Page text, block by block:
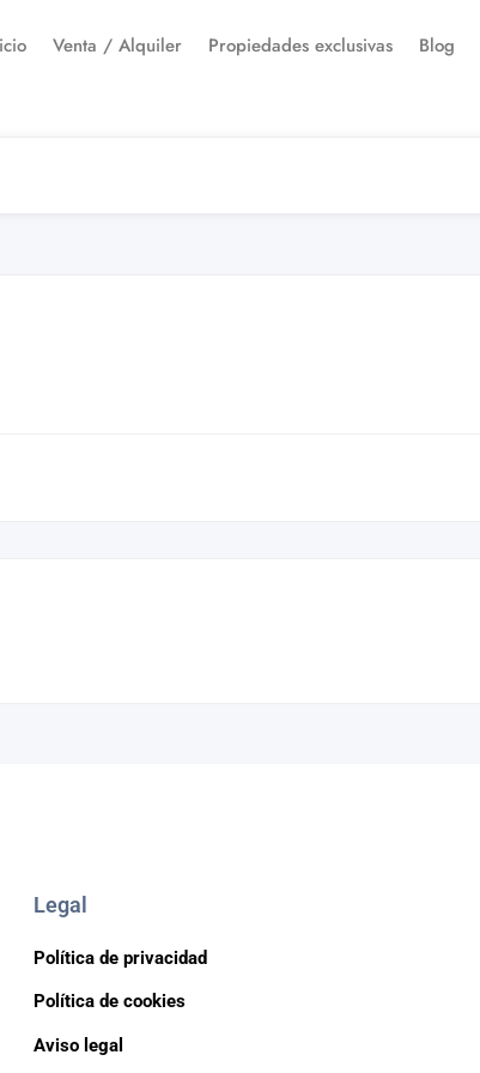
Venta / Alquiler Propiedades exclusivas Blog
Legal
Política de privacidad
Política de cookies
Aviso legal